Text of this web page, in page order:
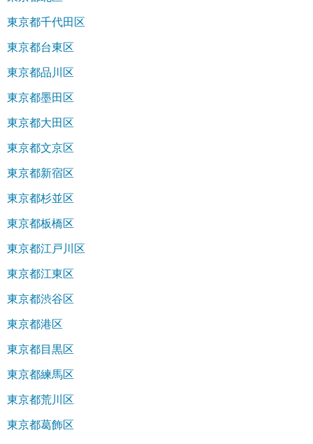
東京都千代田区
東京都台東区
東京都品川区
東京都墨田区
東京都大田区
東京都文京区
東京都新宿区
東京都杉並区
東京都板橋区
東京都江戸川区
東京都江東区
東京都渋谷区
東京都港区
東京都目黒区
東京都練馬区
東京都荒川区
東京都葛飾区